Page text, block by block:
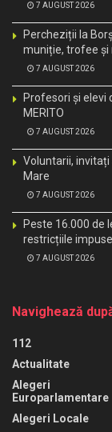
7 AUGUST 2026
Percheziții la
muniție, trofee și
7 AUGUST 2026
Profesori și elevi
MERITO
7 AUGUST 2026
Voluntarii,
Mare
7 AUGUST 2026
Peste 16.000 de
restricțiile
7 AUGUST 2026
Navighează
112
Actualitate
Alegeri
Europarlamentare
Alegeri Locale